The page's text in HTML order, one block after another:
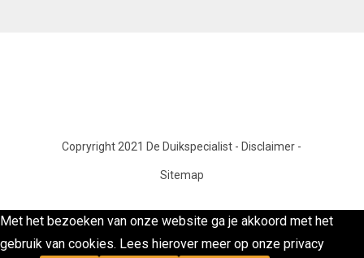
Copryright 2021 De Duikspecialist - Disclaimer -
Sitemap
Met het bezoeken van onze website ga je akkoord met het
gebruik van cookies. Lees hierover meer op onze privacy